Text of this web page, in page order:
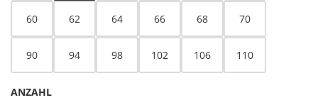
60 62 64 66 68 70
90 94 98 102 106 110
ANZAHL